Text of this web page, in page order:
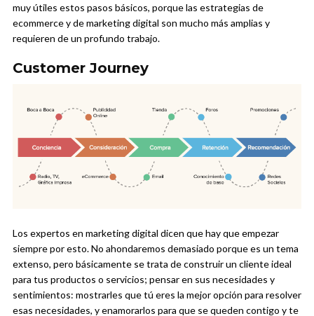
muy útiles estos pasos básicos, porque las estrategias de
ecommerce y de marketing digital son mucho más amplias y
requieren de un profundo trabajo.
Customer Journey
Los expertos en marketing digital dicen que hay que empezar
siempre por esto. No ahondaremos demasiado porque es un tema
extenso, pero básicamente se trata de construir un cliente ideal
para tus productos o servicios; pensar en sus necesidades y
sentimientos: mostrarles que tú eres la mejor opción para resolver
esas necesidades, y enamorarlos para que se queden contigo y te